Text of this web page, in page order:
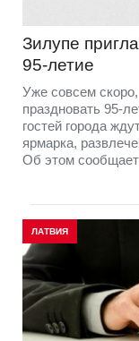
Зилупе
95-летие
Уже совсем
праздновать 95-
гостей города
ярмарка,
Об этом сообщает
ЛАТВИЯ